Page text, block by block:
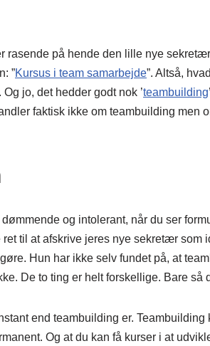
rasende på hende den lille nye
”Kursus i team samarbejde”. Altså,
jo, det hedder godt nok ’teambuilding
faktisk ikke om teambuilding men
og intolerant, når du ser
til at afskrive jeres nye sekretær som
Hun har ikke selv fundet på, at
De to ting er helt forskellige. Bare så
end teambuilding er.
Og at du kan få kurser i at